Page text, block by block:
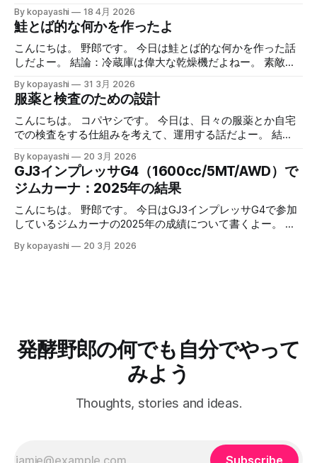
ップルウォッチとiPhoneをPolar H9って心拍数計と組み合わ
せてのランニングの日々を時々書いています。心拍数計の値
を見ながら走ること自体は慣れてきたし、面白くやっていま
す。全体として不満はありません。 心拍数計はiPhoneと
て、アップルウォッチの心拍数計は（たぶん）少し遅延があ
るのでそれを見越しての使用、って使い分けをしています。
ただ、やっぱりちょっと不満というか、アップルウォッチで
H9の値を見れないのって不便だよなーって思ってました。
ング的なランニングにAppleWatchも併用開始 冬場の心拍数
トレーニング的なランニング 続きはリンクからどうぞー。
記事一覧はこちら：制御と観察の記録 （過去記事一覧はこ
ちら）
By kopayashi 18 4月 2026
鮭とば的な何かを作ったよ
こんにちは。 野郎です。 今日は鮭とば的な何かを作った話
しだよー。 結論：冷蔵庫は偉大な乾燥機だよねー。 素敵な
ないのですが、たまに行きますと見切られているものなどあ
り、ついつい買ってしまいます。 なかでもサーモンの切り
身が半額になっていると鮭とば的な何かを作りたくなって買
ってしまいます。 鮭とば的な何かの作り方 作り方： 1. サー
3. 両面強めの塩コショウをしてすりこむ 4. 網の上に乗せ
て、お皿に乗せて、冷蔵庫で乾燥させる 1. 日数はお好みで
2. 半生～ガチガチまで調整可能 5. 可能なら毎日裏返す 6. 取
り出して適当な大きさに切って食べる 7. 美味しいねー 安全
について 簡単だけど、このやり方が出来上がる何かはそも
そも「鮭とば」なのかとか、食中毒を予防できているのか、
アニサキスなど寄生虫は大丈夫か、とかは不明です。 安全
By kopayashi 31 3月 2026
服薬と検査のための設計
こんにちは。 コパヤシです。 今日は、日々の服薬とか自宅
での検査をする仕組みを考えて、運用する話だよー。 結
最適化していけばいいのかなと思うよー。 緒言 コパヤシは
知命って50代なんだけど、いままで病気らしい病気をしたこ
ともありませんでした。最近になって子供が病気になった
り、自分も喘息と判明したりと、服薬や自宅での検査（検
尿）をすることになりました。そのときの思考過程や試行錯
しに次男（当時３歳）の太ももを触った時、なんだかいつも
で、長期の服薬が予想されるし、状況が悪いほうに倒れると
後遺症とか副作用が出そう。服薬は絶対忘れたらいけない。
By kopayashi 20 3月 2026
GJ3インプレッサG4（1600cc/5MT/AWD）で
ジムカーナ：2025年の結果
こんにちは。 野郎です。 今日はGJ3インプレッサG4で参加
しているジムカーナの2025年の成績について書くよー。 結
ひゃっほー。 GJ3インプレッサG4に乗り換えた 何年かNCロ
かジムカーナがやりたくなったら走れるだろうって考えたの
もこの車にした要因でした。 2024年 多分だけど、2024年の
夏くらいに、初心者歓迎を明言している草ジムカーナってい
うの？公式ではない隔月開催の大会に混ぜてもらうようにな
用枠で練習もできるよって聞いて、10月からは毎月一度三時
By kopayashi 20 3月 2026
発酵野郎の何でも自分でやって
みよう
Thoughts, stories and ideas.